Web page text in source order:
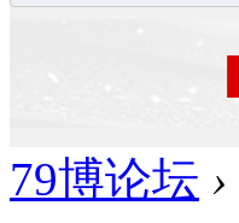
79博论坛 ›